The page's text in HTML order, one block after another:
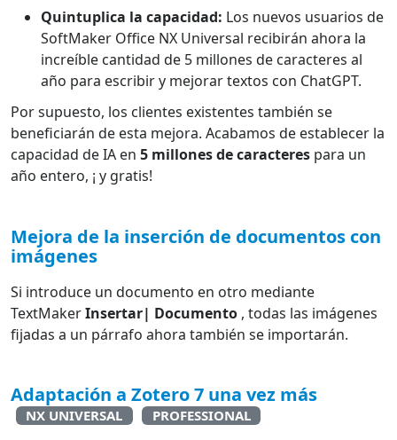
Quintuplica la capacidad: Los nuevos usuarios de
SoftMaker Office NX Universal recibirán ahora la
increíble cantidad de 5 millones de caracteres al
año para escribir y mejorar textos con ChatGPT.
Por supuesto, los clientes existentes también se
beneficiarán de esta mejora. Acabamos de establecer la
capacidad de IA en 5 millones de caracteres para un
año entero, ¡ y gratis!
Mejora de la inserción de documentos con
imágenes
Si introduce un documento en otro mediante
TextMakerInsertar| Documento , todas las imágenes
fijadas a un párrafo ahora también se importarán.
Adaptación a Zotero 7 una vez más
NX UNIVERSAL PROFESSIONAL